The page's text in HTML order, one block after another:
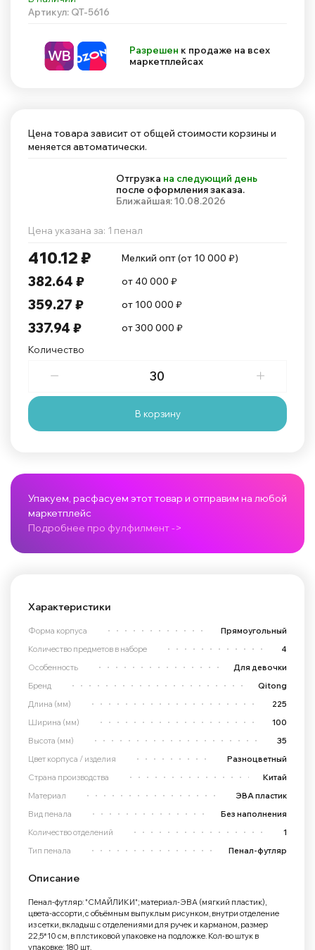
Артикул: QT-5616
Разрешен к продаже на всех
маркетплейсах
Цена товара зависит от общей стоимости корзины и
меняется автоматически.
Отгрузка на следующий день
после оформления заказа.
Ближайшая: 10.08.2026
Цена указана за: 1 пенал
410.12 ₽ Мелкий опт (от 10 000 ₽)
382.64 ₽ от 40 000 ₽
359.27 ₽ от 100 000 ₽
337.94 ₽
от 300 000 ₽
Количество
В корзину
Упакуем, расфасуем этот товар и отправим на любой
маркетплейс
Подробнее про фулфилмент ->
Характеристики
Форма корпуса
Прямоугольный
Количество предметов в наборе
4
Особенность
Для девочки
Бренд
Qitong
Длина (мм)
225
Ширина (мм)
100
Высота (мм)
35
Цвет корпуса / изделия
Разноцветный
Страна производства
Китай
Материал
ЭВА пластик
Вид пенала
Без наполнения
Количество отделений
1
Тип пенала
Пенал-футляр
Описание
Пенал-футляр: "СМАЙЛИКИ"; материал-ЭВА (мягкий пластик),
цвета-ассорти, с объёмным выпуклым рисунком, внутри отделение
из сетки, вкладыш с отделениями для ручек и карманом, размер
22,5*10 см, в плстиковой упаковке на подложке. Кол-во штук в
упаковке: 180 шт.